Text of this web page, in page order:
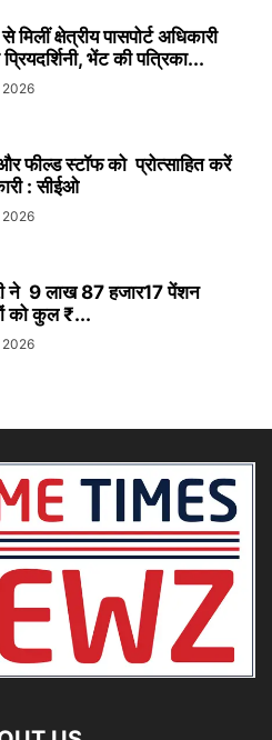
मिलीं क्षेत्रीय पासपोर्ट अधिकारी
भेंट की पत्रिका...
2026
फील्ड स्टॉफ को प्रोत्साहित करें
: सीईओ
2026
ने 9 लाख 87 हजार17 पेंशन
को कुल ₹...
2026